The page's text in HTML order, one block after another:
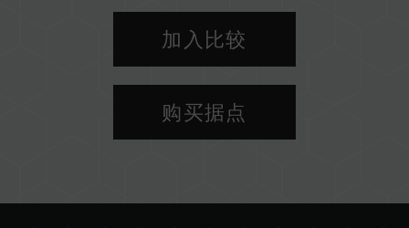
存。每一组套装中的内存皆通过兼容性测试配对而
成。若混合使用不同套装的内存，将可能导致系统
不稳定或不开机。
CPU 內存控制器(IMC)的体质以及当前使用的主
若未启用 XMP 3.0（Intel）或
加入比较
购买据点